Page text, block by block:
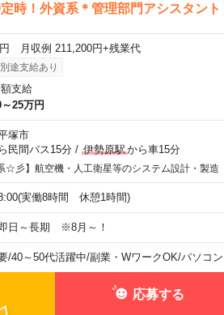
時！外資系＊管理部門アシスタント
月収例 211,200円+残業代
途支給あり
支給
25万円
塚市
民間バス15分/ 伊勢原駅から車15分
☆彡】航空機・人工衛星等のシステム設計・製造
実働8時間 休憩1時間)
即日～長期 ※8月～！
/40～50代活躍中/副業・WワークOK/パソコ
応募する